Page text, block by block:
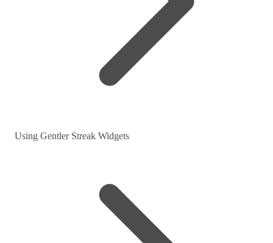
Using Gentler Streak Widgets